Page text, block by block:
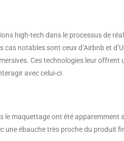
high-tech dans le processus de
notables sont ceux d’Airbnb et
Ces technologies leur offrent
avec celui-ci.
le maquettage ont été apparemment
une ébauche très proche du produit